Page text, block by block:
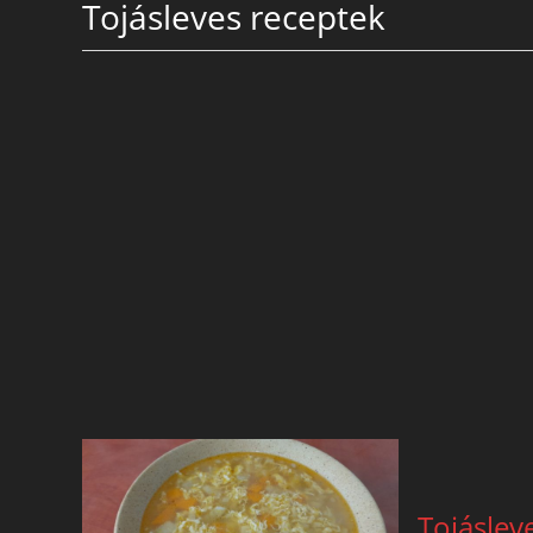
Tojásleves receptek